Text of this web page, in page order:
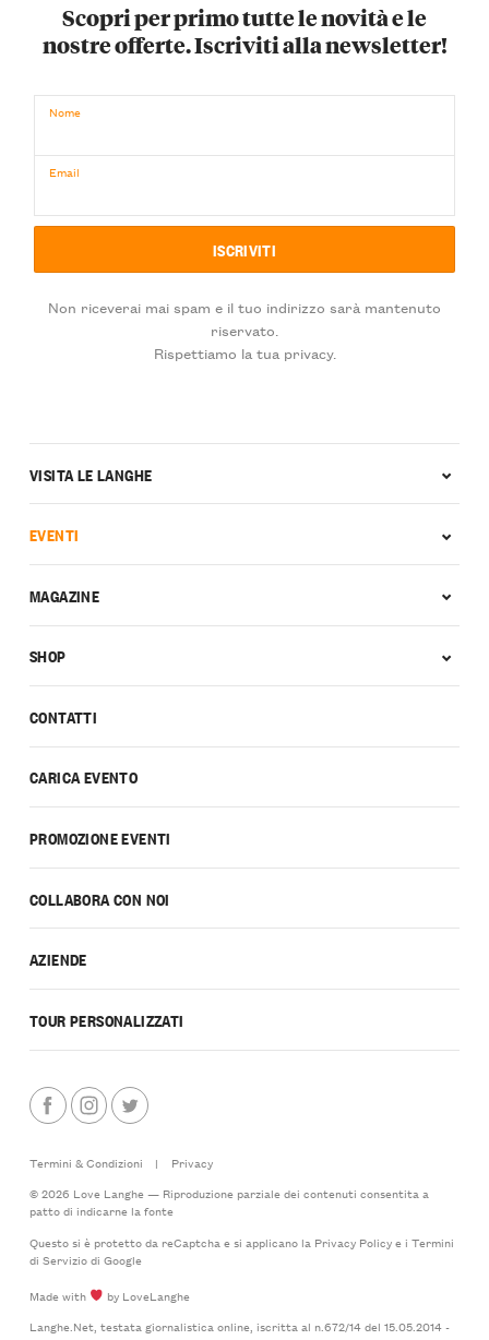
Scopri per primo tutte le novità e le
nostre offerte. Iscriviti alla newsletter!
Nome
Email
Non riceverai mai spam e il tuo indirizzo sarà mantenuto
riservato.
Rispettiamo la tua privacy.
CONTATTI
CARICA EVENTO
PROMOZIONE EVENTI
COLLABORA CON NOI
AZIENDE
TOUR PERSONALIZZATI
VISITA LE LANGHE
EVENTI
MAGAZINE
SHOP
Termini & Condizioni |
Privacy
© 2026 Love Langhe — Riproduzione parziale dei contenuti consentita a
patto di indicarne la fonte
Questo si è protetto da reCaptcha e si applicano la Privacy Policye i Termini
di Serviziodi Google
Made with
by LoveLanghe
Langhe.Net, testata giornalistica online, iscritta al n.672/14 del 15.05.2014 -